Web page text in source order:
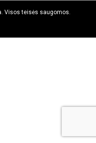
Visos teisės saugomos.